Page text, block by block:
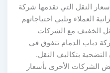
النقل التي تقدمها شركة
العملاء وتلبي احتياجاتهم
الخفيف مع الشركات
دباب الدمام تتفوق في
بتكاليف النقل.
الشركات الأخرى بأسعار